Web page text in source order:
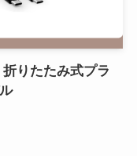
りたたみ式プラ